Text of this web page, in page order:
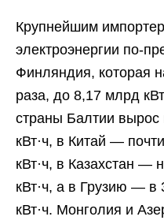
Крупнейшим
электроэнергии по-
Финляндия, которая
раза, до 8,17 млрд
страны Балтии
кВт·ч, в Китай —
кВт·ч, в Казахстан —
кВт·ч, а в Грузию —
кВт·ч. Монголия и